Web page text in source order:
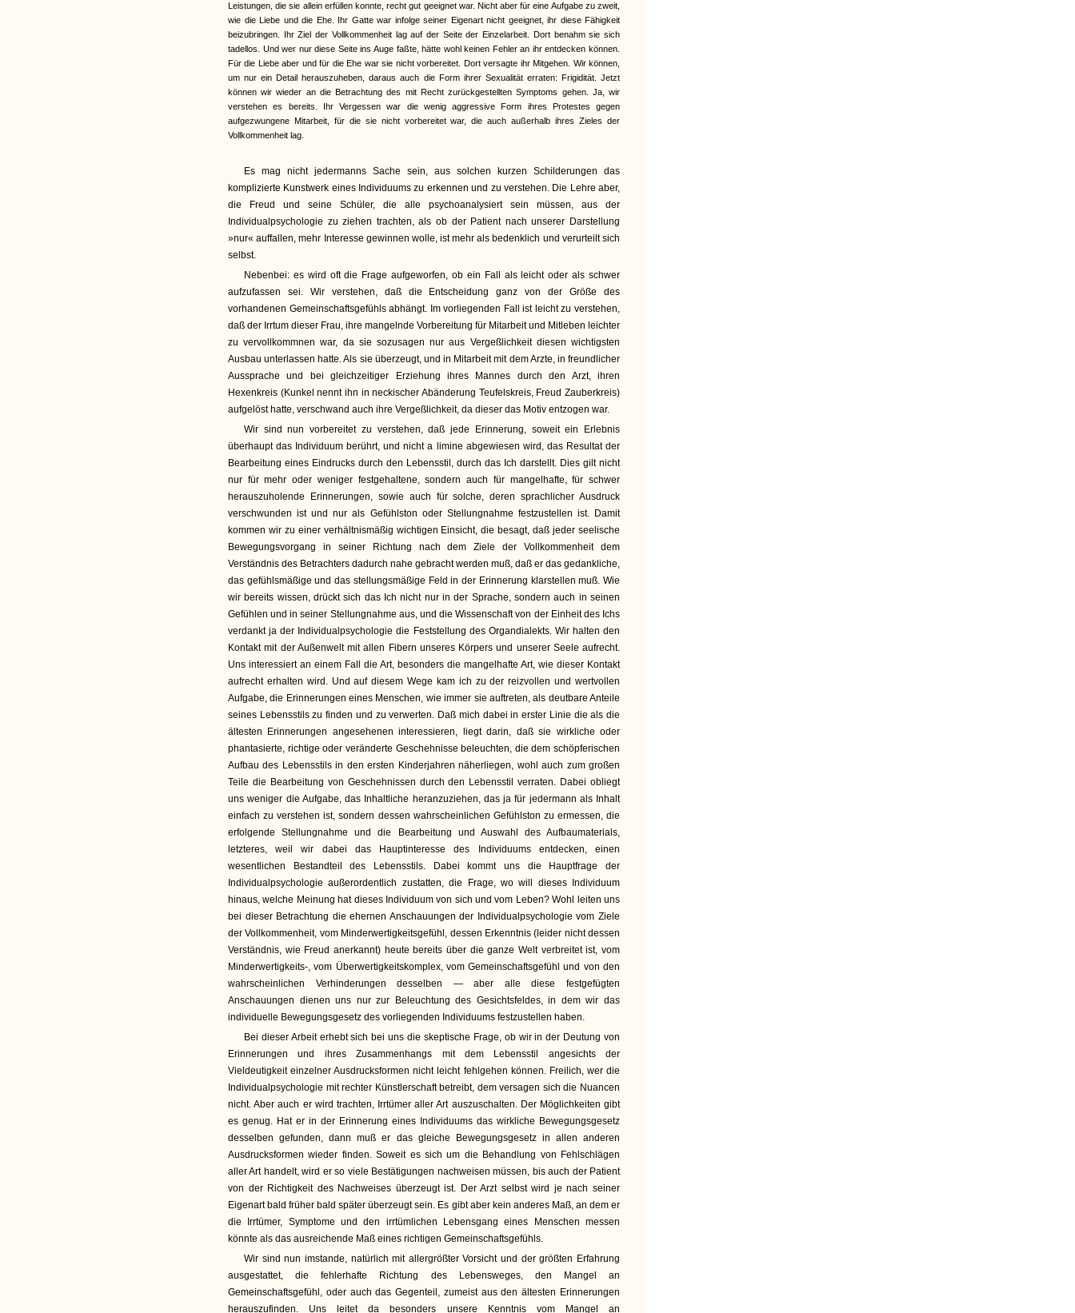
Leistungen, die sie allein erfüllen konnte, recht gut geeignet war. Nicht aber für eine Aufgabe zu zweit,
wie die Liebe und die Ehe. Ihr Gatte war infolge seiner Eigenart nicht geeignet, ihr diese Fähigkeit
beizubringen. Ihr Ziel der Vollkommenheit lag auf der Seite der Einzelarbeit. Dort benahm sie sich
tadellos. Und wer nur diese Seite ins Auge faßte, hätte wohl keinen Fehler an ihr entdecken können.
Für die Liebe aber und für die Ehe war sie nicht vorbereitet. Dort versagte ihr Mitgehen. Wir können,
um nur ein Detail herauszuheben, daraus auch die Form ihrer Sexualität erraten: Frigidität. Jetzt
können wir wieder an die Betrachtung des mit Recht zurückgestellten Symptoms gehen. Ja, wir
verstehen es bereits. Ihr Vergessen war die wenig aggressive Form ihres Protestes gegen
aufgezwungene Mitarbeit, für die sie nicht vorbereitet war, die auch außerhalb ihres Zieles der
Vollkommenheit lag.
Es mag nicht jedermanns Sache sein, aus solchen kurzen Schilderungen das
komplizierte Kunstwerk eines Individuums zu erkennen und zu verstehen. Die Lehre aber,
die Freud und seine Schüler, die alle psychoanalysiert sein müssen, aus der
Individualpsychologie zu ziehen trachten, als ob der Patient nach unserer Darstellung
»nur« auffallen, mehr Interesse gewinnen wolle, ist mehr als bedenklich und verurteilt sich
selbst.
Nebenbei: es wird oft die Frage aufgeworfen, ob ein Fall als leicht oder als schwer
aufzufassen sei. Wir verstehen, daß die Entscheidung ganz von der Größe des
vorhandenen Gemeinschaftsgefühls abhängt. Im vorliegenden Fall ist leicht zu verstehen,
daß der Irrtum dieser Frau, ihre mangelnde Vorbereitung für Mitarbeit und Mitleben leichter
zu vervollkommnen war, da sie sozusagen nur aus Vergeßlichkeit diesen wichtigsten
Ausbau unterlassen hatte. Als sie überzeugt, und in Mitarbeit mit dem Arzte, in freundlicher
Aussprache und bei gleichzeitiger Erziehung ihres Mannes durch den Arzt, ihren
Hexenkreis (Kunkel nennt ihn in neckischer Abänderung Teufelskreis, Freud Zauberkreis)
aufgelöst hatte, verschwand auch ihre Vergeßlichkeit, da dieser das Motiv entzogen war.
Wir sind nun vorbereitet zu verstehen, daß jede Erinnerung, soweit ein Erlebnis
überhaupt das Individuum berührt, und nicht a limine abgewiesen wird, das Resultat der
Bearbeitung eines Eindrucks durch den Lebensstil, durch das Ich darstellt. Dies gilt nicht
nur für mehr oder weniger festgehaltene, sondern auch für mangelhafte, für schwer
herauszuholende Erinnerungen, sowie auch für solche, deren sprachlicher Ausdruck
verschwunden ist und nur als Gefühlston oder Stellungnahme festzustellen ist. Damit
kommen wir zu einer verhältnismäßig wichtigen Einsicht, die besagt, daß jeder seelische
Bewegungsvorgang in seiner Richtung nach dem Ziele der Vollkommenheit dem
Verständnis des Betrachters dadurch nahe gebracht werden muß, daß er das gedankliche,
das gefühlsmäßige und das stellungsmäßige Feld in der Erinnerung klarstellen muß. Wie
wir bereits wissen, drückt sich das Ich nicht nur in der Sprache, sondern auch in seinen
Gefühlen und in seiner Stellungnahme aus, und die Wissenschaft von der Einheit des Ichs
verdankt ja der Individualpsychologie die Feststellung des Organdialekts. Wir halten den
Kontakt mit der Außenwelt mit allen Fibern unseres Körpers und unserer Seele aufrecht.
Uns interessiert an einem Fall die Art, besonders die mangelhafte Art, wie dieser Kontakt
aufrecht erhalten wird. Und auf diesem Wege kam ich zu der reizvollen und wertvollen
Aufgabe, die Erinnerungen eines Menschen, wie immer sie auftreten, als deutbare Anteile
seines Lebensstils zu finden und zu verwerten. Daß mich dabei in erster Linie die als die
ältesten Erinnerungen angesehenen interessieren, liegt darin, daß sie wirkliche oder
phantasierte, richtige oder veränderte Geschehnisse beleuchten, die dem schöpferischen
Aufbau des Lebensstils in den ersten Kinderjahren näherliegen, wohl auch zum großen
Teile die Bearbeitung von Geschehnissen durch den Lebensstil verraten. Dabei obliegt
uns weniger die Aufgabe, das Inhaltliche heranzuziehen, das ja für jedermann als Inhalt
einfach zu verstehen ist, sondern dessen wahrscheinlichen Gefühlston zu ermessen, die
erfolgende Stellungnahme und die Bearbeitung und Auswahl des Aufbaumaterials,
letzteres, weil wir dabei das Hauptinteresse des Individuums entdecken, einen
wesentlichen Bestandteil des Lebensstils. Dabei kommt uns die Hauptfrage der
Individualpsychologie außerordentlich zustatten, die Frage, wo will dieses Individuum
hinaus, welche Meinung hat dieses Individuum von sich und vom Leben? Wohl leiten uns
bei dieser Betrachtung die ehernen Anschauungen der Individualpsychologie vom Ziele
der Vollkommenheit, vom Minderwertigkeitsgefühl, dessen Erkenntnis (leider nicht dessen
Verständnis, wie Freud anerkannt) heute bereits über die ganze Welt verbreitet ist, vom
Minderwertigkeits-, vom Überwertigkeitskomplex, vom Gemeinschaftsgefühl und von den
wahrscheinlichen Verhinderungen desselben — aber alle diese festgefügten
Anschauungen dienen uns nur zur Beleuchtung des Gesichtsfeldes, in dem wir das
individuelle Bewegungsgesetz des vorliegenden Individuums festzustellen haben.
Bei dieser Arbeit erhebt sich bei uns die skeptische Frage, ob wir in der Deutung von
Erinnerungen und ihres Zusammenhangs mit dem Lebensstil angesichts der
Vieldeutigkeit einzelner Ausdrucksformen nicht leicht fehlgehen können. Freilich, wer die
Individualpsychologie mit rechter Künstlerschaft betreibt, dem versagen sich die Nuancen
nicht. Aber auch er wird trachten, Irrtümer aller Art auszuschalten. Der Möglichkeiten gibt
es genug. Hat er in der Erinnerung eines Individuums das wirkliche Bewegungsgesetz
desselben gefunden, dann muß er das gleiche Bewegungsgesetz in allen anderen
Ausdrucksformen wieder finden. Soweit es sich um die Behandlung von Fehlschlägen
aller Art handelt, wird er so viele Bestätigungen nachweisen müssen, bis auch der Patient
von der Richtigkeit des Nachweises überzeugt ist. Der Arzt selbst wird je nach seiner
Eigenart bald früher bald später überzeugt sein. Es gibt aber kein anderes Maß, an dem er
die Irrtümer, Symptome und den irrtümlichen Lebensgang eines Menschen messen
könnte als das ausreichende Maß eines richtigen Gemeinschaftsgefühls.
Wir sind nun imstande, natürlich mit allergrößter Vorsicht und der größten Erfahrung
ausgestattet, die fehlerhafte Richtung des Lebensweges, den Mangel an
Gemeinschaftsgefühl, oder auch das Gegenteil, zumeist aus den ältesten Erinnerungen
herauszufinden. Uns leitet da besonders unsere Kenntnis vom Mangel an